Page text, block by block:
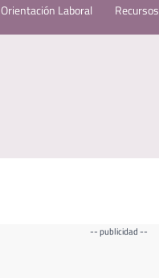
Orientación Laboral Recursos
-- publicidad --